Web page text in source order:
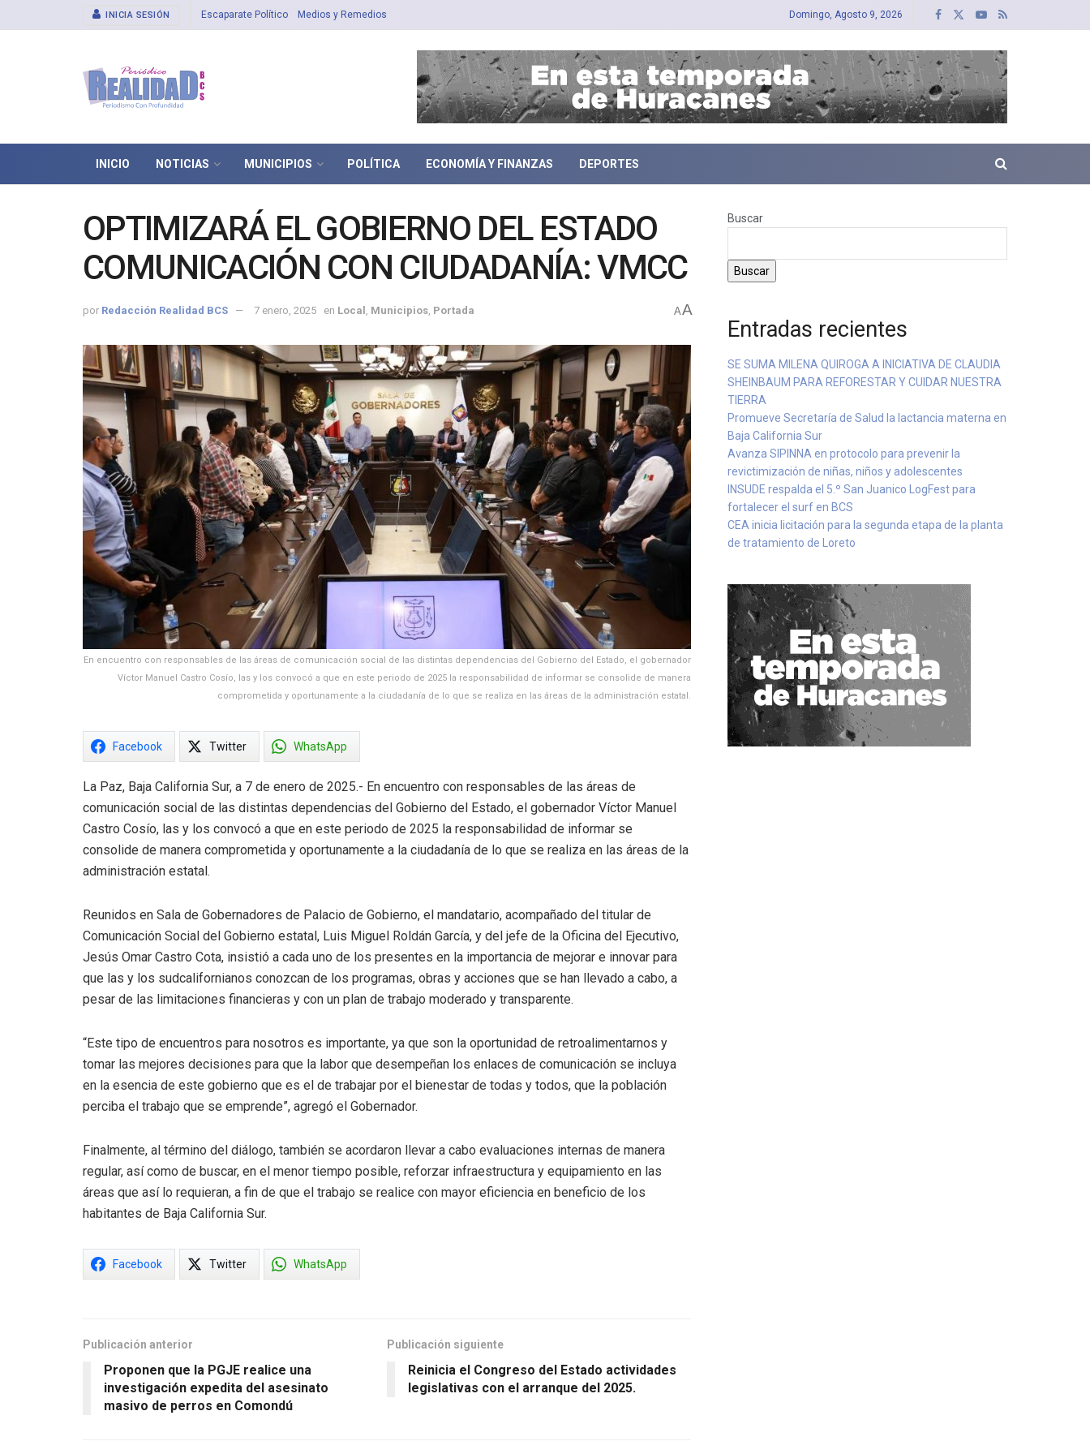
INICIA SESIÓN Escaparate Político Medios y Remedios Domingo, Agosto 9, 2026
INICIO NOTICIAS MUNICIPIOS POLÍTICA ECONOMÍA Y FINANZAS DEPORTES
OPTIMIZARÁ EL GOBIERNO DEL ESTADO
COMUNICACIÓN CON CIUDADANÍA: VMCC
por Redacción Realidad BCS 7 enero, 2025 en Local Municipios Portada AA
En encuentro con responsables de las áreas de comunicación social de las distintas dependencias del Gobierno del Estado, el gobernador
Víctor Manuel Castro Cosío, las y los convocó a que en este periodo de 2025 la responsabilidad de informar se consolide de manera
comprometida y oportunamente a la ciudadanía de lo que se realiza en las áreas de la administración estatal.
Facebook Twitter WhatsApp
La Paz, Baja California Sur, a 7 de enero de 2025.- En encuentro con responsables de las áreas de
comunicación social de las distintas dependencias del Gobierno del Estado, el gobernador Víctor Manuel
Castro Cosío, las y los convocó a que en este periodo de 2025 la responsabilidad de informar se
consolide de manera comprometida y oportunamente a la ciudadanía de lo que se realiza en las áreas de la
administración estatal.
Reunidos en Sala de Gobernadores de Palacio de Gobierno, el mandatario, acompañado del titular de
Comunicación Social del Gobierno estatal, Luis Miguel Roldán García, y del jefe de la Oficina del Ejecutivo,
Jesús Omar Castro Cota, insistió a cada uno de los presentes en la importancia de mejorar e innovar para
que las y los sudcalifornianos conozcan de los programas, obras y acciones que se han llevado a cabo, a
pesar de las limitaciones financieras y con un plan de trabajo moderado y transparente.
“Este tipo de encuentros para nosotros es importante, ya que son la oportunidad de retroalimentarnos y
tomar las mejores decisiones para que la labor que desempeñan los enlaces de comunicación se incluya
en la esencia de este gobierno que es el de trabajar por el bienestar de todas y todos, que la población
perciba el trabajo que se emprende”, agregó el Gobernador.
Finalmente, al término del diálogo, también se acordaron llevar a cabo evaluaciones internas de manera
regular, así como de buscar, en el menor tiempo posible, reforzar infraestructura y equipamiento en las
áreas que así lo requieran, a fin de que el trabajo se realice con mayor eficiencia en beneficio de los
habitantes de Baja California Sur.
Facebook Twitter WhatsApp
Publicación anterior
Proponen que la PGJE realice una
investigación expedita del asesinato
masivo de perros en Comondú
Publicación siguiente
Reinicia el Congreso del Estado actividades
legislativas con el arranque del 2025.
Buscar
Buscar
Entradas recientes
SE SUMA MILENA QUIROGA A INICIATIVA DE CLAUDIA
SHEINBAUM PARA REFORESTAR Y CUIDAR NUESTRA
TIERRA
Promueve Secretaría de Salud la lactancia materna en
Baja California Sur
Avanza SIPINNA en protocolo para prevenir la
revictimización de niñas, niños y adolescentes
INSUDE respalda el 5.º San Juanico LogFest para
fortalecer el surf en BCS
CEA inicia licitación para la segunda etapa de la planta
de tratamiento de Loreto